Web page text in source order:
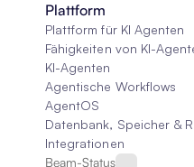
Plattform
Plattform für KI Agenten
Fähigkeiten von KI-
KI-Agenten
Agentische Workflows
AgentOS
Datenbank, Speicher &
Integrationen
Beam-Status